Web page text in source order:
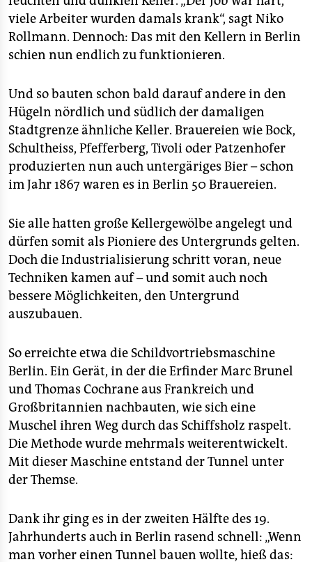
viele Arbeiter wurden damals krank“, sagt Niko
Rollmann. Dennoch: Das mit den Kellern in Berlin
schien nun endlich zu funktionieren.
Und so bauten schon bald darauf andere in den
Hügeln nördlich und südlich der damaligen
Stadtgrenze ähnliche Keller. Brauereien wie Bock,
Schultheiss, Pfefferberg, Tivoli oder Patzenhofer
produzierten nun auch untergäriges Bier – schon
im Jahr 1867 waren es in Berlin 50 Brauereien.
Sie alle hatten große Kellergewölbe angelegt und
dürfen somit als Pioniere des Untergrunds gelten.
Doch die Industrialisierung schritt voran, neue
Techniken kamen auf – und somit auch noch
bessere Möglichkeiten, den Untergrund
auszubauen.
So erreichte etwa die Schildvortriebsmaschine
Berlin. Ein Gerät, in der die Erfinder Marc Brunel
und Thomas Cochrane aus Frankreich und
Großbritannien nachbauten, wie sich eine
Muschel ihren Weg durch das Schiffsholz raspelt.
Die Methode wurde mehrmals weiterentwickelt.
Mit dieser Maschine entstand der Tunnel unter
der Themse.
Dank ihr ging es in der zweiten Hälfte des 19.
Jahrhunderts auch in Berlin rasend schnell: „Wenn
man vorher einen Tunnel bauen wollte, hieß das: